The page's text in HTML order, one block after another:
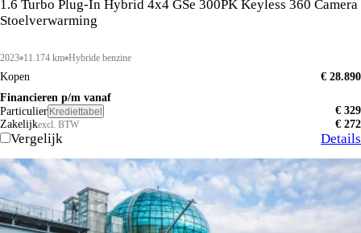
1.6 Turbo Plug-In Hybrid 4x4 GSe 300PK Keyless 360 Camera
Stoelverwarming
2023 11.174 km Hybride benzine
Kopen
€ 28.890
Financieren p/m vanaf
Particulier Krediettabel
€ 329
Zakelijkexcl. BTW € 272
Vergelijk Details